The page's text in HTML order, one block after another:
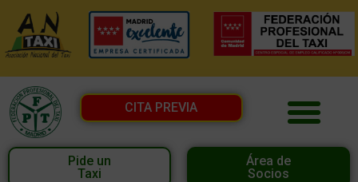
CITA PREVIA
Pide un
Taxi
Área de
Socios